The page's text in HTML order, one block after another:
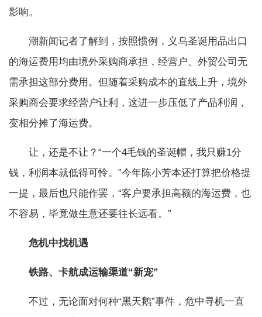
影响。
潮新闻记者了解到，按照惯例，义乌圣诞用品出口
的海运费用均由境外采购商承担，经营户、外贸公司无
需承担这部分费用。但随着采购成本的直线上升，境外
采购商会要求经营户让利，这进一步压低了产品利润，
变相分摊了海运费。
让，还是不让？“一个4毛钱的圣诞帽，我只赚1分
钱，利润本就低得可怜。”今年陈小芳本还打算把价格提
一提，最后也只能作罢，“客户要承担高额的海运费，也
不容易，毕竟做生意还要往长远看。”
危机中找机遇
铁路、卡航成运输渠道“新宠”
不过，无论面对何种“黑天鹅”事件，危中寻机一直